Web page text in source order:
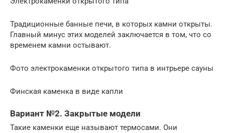
Традиционные банные печи, в которых камни открыты.
Главный минус этих моделей заключается в том, что со
временем камни остывают.
Фото электрокаменки открытого типа в интрьере сауны
Финская каменка в виде капли
Вариант №2. Закрытые модели
Такие каменки еще называют термосами. Они